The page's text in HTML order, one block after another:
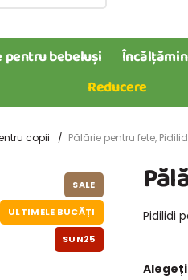
pentru bebeluși
Reducere
copii Pălărie pentru fete,
Pidilidi
SALE
ULTIMELE BUCĂȚI
SUN25